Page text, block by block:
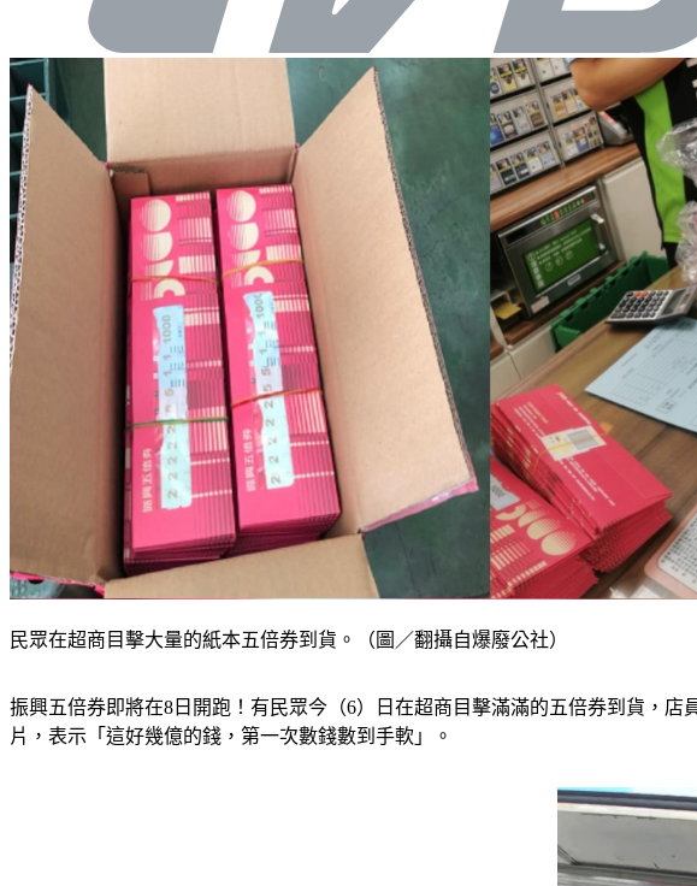
民眾在超商目擊大量的紙本五倍券到貨。（圖／翻攝自爆廢公社）
振興五倍券即將在8日開跑！有民眾今（6）日在超商目擊滿滿的五倍券到貨，
片，表示「這好幾億的錢，第一次數錢數到手軟」。